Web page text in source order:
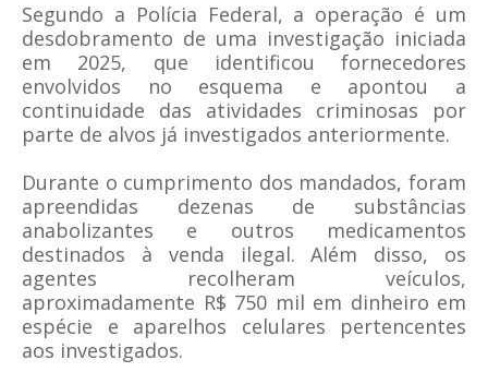
Segundo a Polícia Federal, a operação é um
desdobramento de uma investigação iniciada
em 2025, que identificou fornecedores
envolvidos no esquema e apontou a
continuidade das atividades criminosas por
parte de alvos já investigados anteriormente.
Durante o cumprimento dos mandados, foram
apreendidas dezenas de substâncias
anabolizantes e outros medicamentos
destinados à venda ilegal. Além disso, os
agentes recolheram veículos,
aproximadamente R$ 750 mil em dinheiro em
espécie e aparelhos celulares pertencentes
aos investigados.